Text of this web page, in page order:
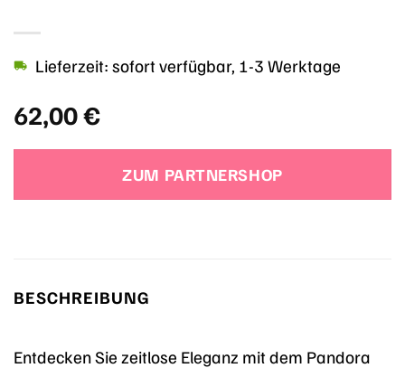
62,00€
Lieferzeit: sofort verfügbar, 1-3 Werktage
ZUM PARTNERSHOP
BESCHREIBUNG
Entdecken Sie zeitlose Eleganz mit dem Pandora